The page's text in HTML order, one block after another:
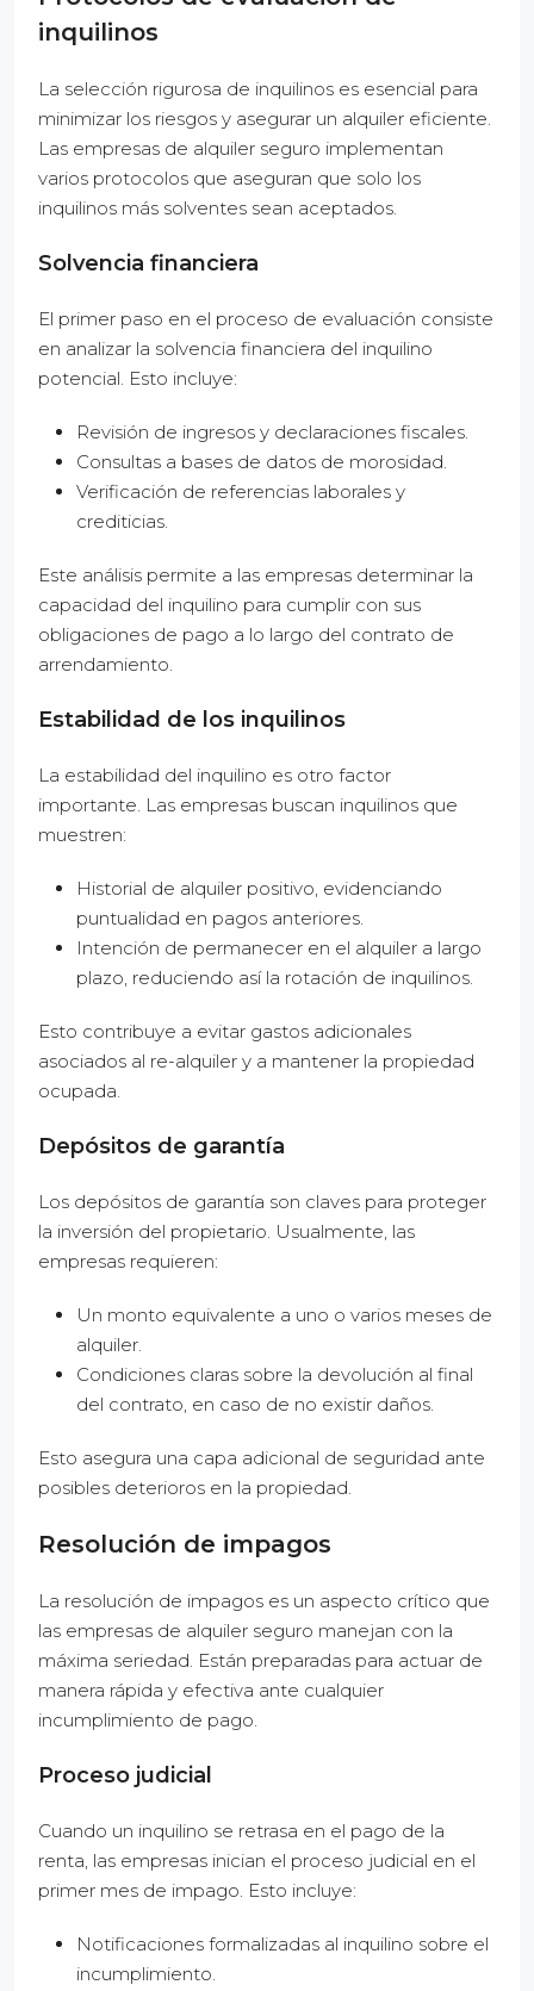
inquilinos
La selección rigurosa de inquilinos es esencial para
minimizar los riesgos y asegurar un alquiler eficiente.
Las empresas de alquiler seguro implementan
varios protocolos que aseguran que solo los
inquilinos más solventes sean aceptados.
Solvencia financiera
El primer paso en el proceso de evaluación consiste
en analizar la solvencia financiera del inquilino
potencial. Esto incluye:
Revisión de ingresos y declaraciones fiscales.
Consultas a bases de datos de morosidad.
Verificación de referencias laborales y
crediticias.
Este análisis permite a las empresas determinar la
capacidad del inquilino para cumplir con sus
obligaciones de pago a lo largo del contrato de
arrendamiento.
Estabilidad de los inquilinos
La estabilidad del inquilino es otro factor
importante. Las empresas buscan inquilinos que
muestren:
Historial de alquiler positivo, evidenciando
puntualidad en pagos anteriores.
Intención de permanecer en el alquiler a largo
plazo, reduciendo así la rotación de inquilinos.
Esto contribuye a evitar gastos adicionales
asociados al re-alquiler y a mantener la propiedad
ocupada.
Depósitos de garantía
Los depósitos de garantía son claves para proteger
la inversión del propietario. Usualmente, las
empresas requieren:
Un monto equivalente a uno o varios meses de
alquiler.
Condiciones claras sobre la devolución al final
del contrato, en caso de no existir daños.
Esto asegura una capa adicional de seguridad ante
posibles deterioros en la propiedad.
Resolución de impagos
La resolución de impagos es un aspecto crítico que
las empresas de alquiler seguro manejan con la
máxima seriedad. Están preparadas para actuar de
manera rápida y efectiva ante cualquier
incumplimiento de pago.
Proceso judicial
Cuando un inquilino se retrasa en el pago de la
renta, las empresas inician el proceso judicial en el
primer mes de impago. Esto incluye:
Notificaciones formalizadas al inquilino sobre el
incumplimiento.